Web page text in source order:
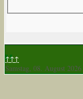
↑↑↑
Samstag, 08. August 2026